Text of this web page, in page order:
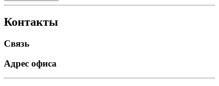
Контакты
Связь
Адрес офиса